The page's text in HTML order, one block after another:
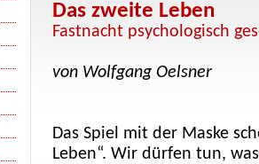
Das zweite Leben
Fastnacht psychologisch
von Wolfgang Oelsner
Das Spiel mit der Maske
Leben“. Wir dürfen tun,